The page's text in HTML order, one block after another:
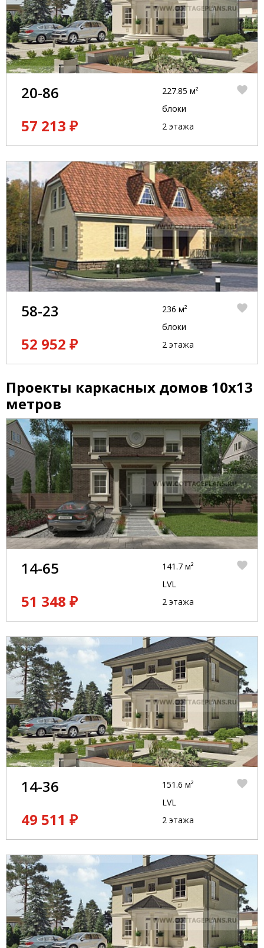
20-86
57 213 ₽
227.85 м²
блоки
2 этажа
58-23
52 952 ₽
236 м²
блоки
2 этажа
Проекты каркасных домов 10x13
метров
14-65
51 348 ₽
141.7 м²
LVL
2 этажа
14-36
49 511 ₽
151.6 м²
LVL
2 этажа